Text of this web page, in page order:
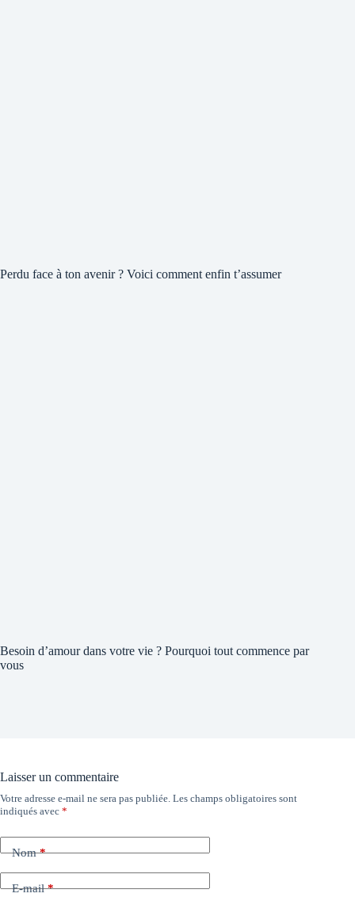
Perdu face à ton avenir ? Voici comment enfin t’assumer
Besoin d’amour dans votre vie ? Pourquoi tout commence par
vous
Laisser un commentaire
Votre adresse e-mail ne sera pas publiée. Les champs obligatoires sont
indiqués avec *
Nom*
E-mail*